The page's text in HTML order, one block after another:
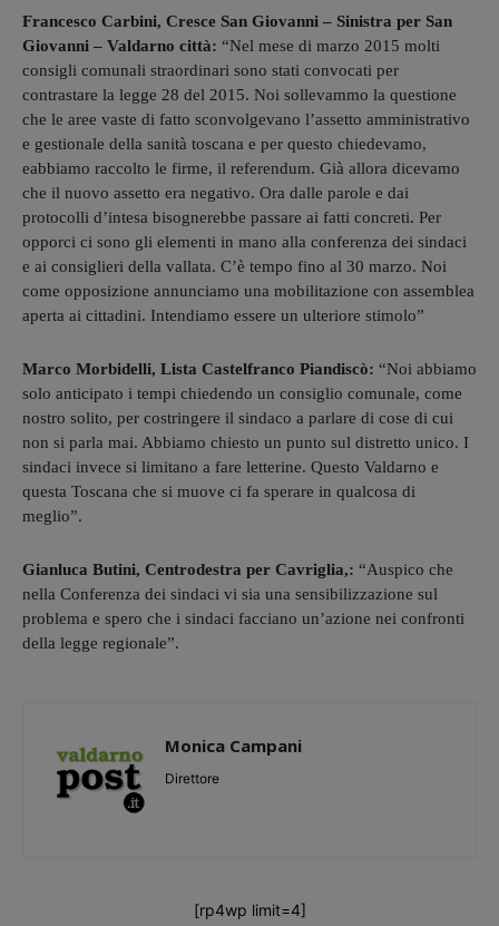
Francesco Carbini, Cresce San Giovanni – Sinistra per San
Giovanni – Valdarno città: “Nel mese di marzo 2015 molti
consigli comunali straordinari sono stati convocati per
contrastare la legge 28 del 2015. Noi sollevammo la questione
che le aree vaste di fatto sconvolgevano l’assetto amministrativo
e gestionale della sanità toscana e per questo chiedevamo,
eabbiamo raccolto le firme, il referendum. Già allora dicevamo
che il nuovo assetto era negativo. Ora dalle parole e dai
protocolli d’intesa bisognerebbe passare ai fatti concreti. Per
opporci ci sono gli elementi in mano alla conferenza dei sindaci
e ai consiglieri della vallata. C’è tempo fino al 30 marzo. Noi
come opposizione annunciamo una mobilitazione con assemblea
aperta ai cittadini. Intendiamo essere un ulteriore stimolo”
Marco Morbidelli, Lista Castelfranco Piandiscò: “Noi abbiamo
solo anticipato i tempi chiedendo un consiglio comunale, come
nostro solito, per costringere il sindaco a parlare di cose di cui
non si parla mai. Abbiamo chiesto un punto sul distretto unico. I
sindaci invece si limitano a fare letterine. Questo Valdarno e
questa Toscana che si muove ci fa sperare in qualcosa di
meglio”.
Gianluca Butini, Centrodestra per Cavriglia,: “Auspico che
nella Conferenza dei sindaci vi sia una sensibilizzazione sul
problema e spero che i sindaci facciano un’azione nei confronti
della legge regionale”.
Monica Campani
Direttore
[rp4wp limit=4]